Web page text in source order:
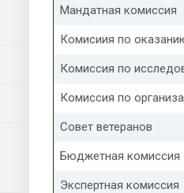
Мандатная комиссия
Комисиия по
Комиссия по
Комиссия по
Совет ветеранов
Бюджетная комиссия
Экспертная комиссия